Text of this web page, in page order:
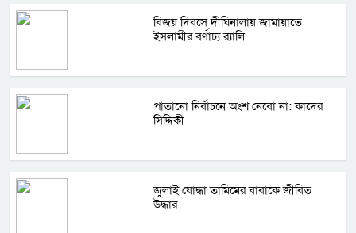
বিজয় দিবসে দীঘিনালায় জামায়াতে
ইসলামীর বর্ণাঢ্য র‍্যালি
পাতানো নির্বাচনে অংশ নেবো না: কাদের
সিদ্দিকী
জুলাই যোদ্ধা তামিমের বাবাকে জীবিত
উদ্ধার